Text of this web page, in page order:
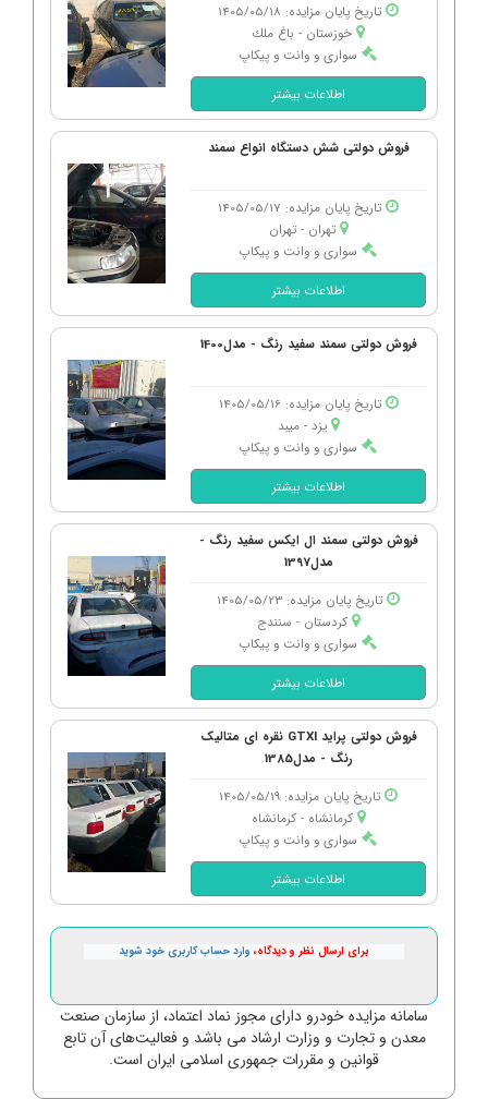
تاریخ پایان مزایده: 1405/05/18
خوزستان - باغ ملك
سواری و وانت و پیکاپ
اطلاعات بیشتر
فروش دولتی شش دستگاه انواع سمند
تاریخ پایان مزایده: 1405/05/17
تهران - تهران
سواری و وانت و پیکاپ
اطلاعات بیشتر
فروش دولتی سمند سفید رنگ - مدل1400
تاریخ پایان مزایده: 1405/05/16
یزد - میبد
سواری و وانت و پیکاپ
اطلاعات بیشتر
فروش دولتی سمند ال ایکس سفید رنگ -
مدل1397
تاریخ پایان مزایده: 1405/05/23
کردستان - سنندج
سواری و وانت و پیکاپ
اطلاعات بیشتر
فروش دولتی پراید GTXI نقره ای متالیک
رنگ - مدل1385
تاریخ پایان مزایده: 1405/05/19
کرمانشاه - كرمانشاه
سواری و وانت و پیکاپ
اطلاعات بیشتر
برای ارسال نظر و دیدگاه، وارد حساب کاربری خود شوید
سامانه مزایده خودرو دارای مجوز نماد اعتماد، از سازمان صنعت
معدن و تجارت و وزارت ارشاد می باشد و فعالیت‌های آن تابع
قوانین و مقررات جمهوری اسلامی ایران است.